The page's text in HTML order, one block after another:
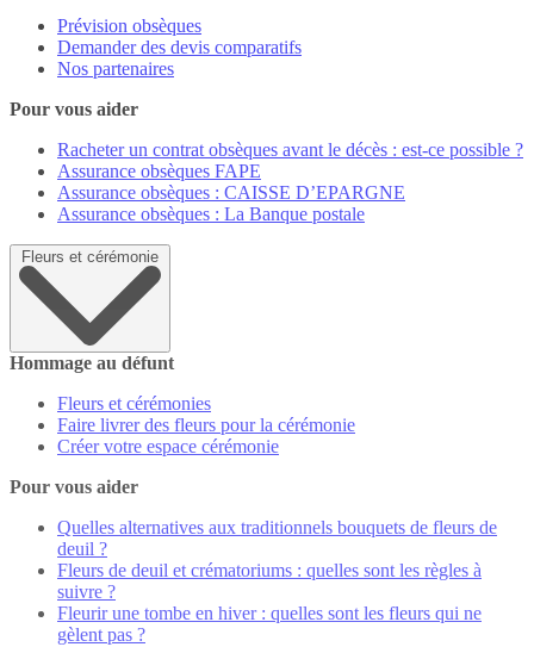
Prévision obsèques
Demander des devis comparatifs
Nos partenaires
Pour vous aider
Racheter un contrat obsèques avant le décès : est-ce possible ?
Assurance obsèques FAPE
Assurance obsèques : CAISSE D’EPARGNE
Assurance obsèques : La Banque postale
Fleurs et cérémonie
Hommage au défunt
Fleurs et cérémonies
Faire livrer des fleurs pour la cérémonie
Créer votre espace cérémonie
Pour vous aider
Quelles alternatives aux traditionnels bouquets de fleurs de
deuil ?
Fleurs de deuil et crématoriums : quelles sont les règles à
suivre ?
Fleurir une tombe en hiver : quelles sont les fleurs qui ne
gèlent pas ?